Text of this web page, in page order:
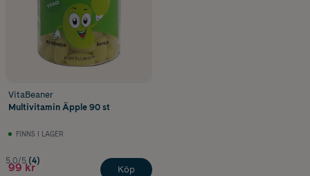
VitaBeaner
Multivitamin Äpple 90 st
FINNS I LAGER
5.0/5 (4)
99 kr Köp